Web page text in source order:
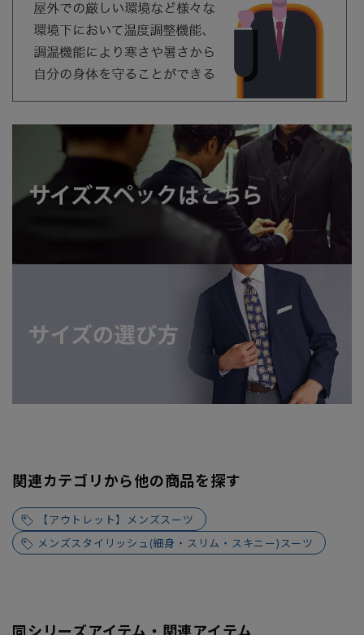
関連カテゴリから他の商品を探す
【アウトレット】メンズスーツ
メンズスタイリッシュ(細身・スリム・スキニー)スーツ
同シリーズアイテム・関連アイテム